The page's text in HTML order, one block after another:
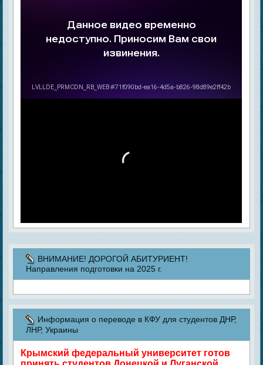
ВНИМАНИЕ! ДОРОГОЙ АБИТУРИЕНТ!
Направления подготовки на 2025 г.
Информация о переводе в КФУ для студентов ДНР,
ЛНР, Украины
Крымский федеральный университет готов